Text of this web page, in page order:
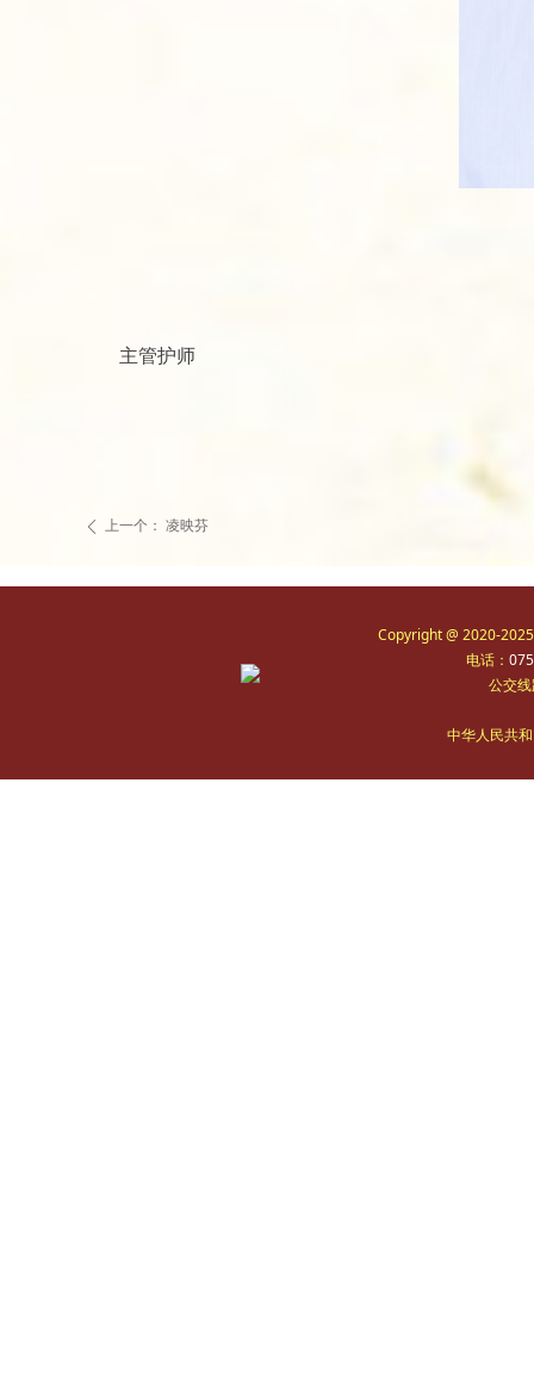
ꄴ 上一个： 凌映芬
主管护师
Copyright @ 2020-
电话：
公交
中华人民共